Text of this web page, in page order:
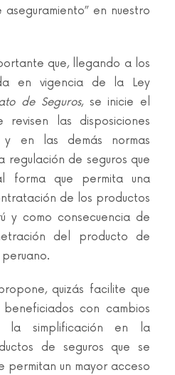
en nuestro
que, llegando a los
en vigencia de la Ley
de Seguros, se inicie el
las disposiciones
en las demás normas
regulación de seguros que
forma que permita una
de los productos
y como consecuencia de
del producto de
quizás facilite que
con cambios
la simplificación en la
de seguros que se
un mayor acceso